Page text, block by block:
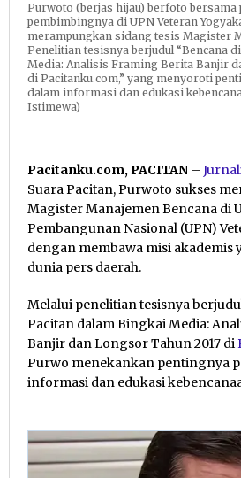
Purwoto (berjas hijau) berfoto bersama
pembimbingnya di UPN Veteran
merampungkan sidang tesis Magister
Penelitian tesisnya berjudul “Bencana
Media: Analisis Framing Berita Banjir
di Pacitanku.com,” yang menyoroti
dalam informasi dan edukasi
Istimewa)
Pacitanku.com, PACITAN –
Suara Pacitan, Purwoto sukses
Magister Manajemen Bencana di
Pembangunan Nasional (UPN)
dengan membawa misi akademis
dunia pers daerah.
Melalui penelitian tesisnya
Pacitan dalam Bingkai Media:
Banjir dan Longsor Tahun 2017 di
Purwo menekankan pentingnya
informasi dan edukasi